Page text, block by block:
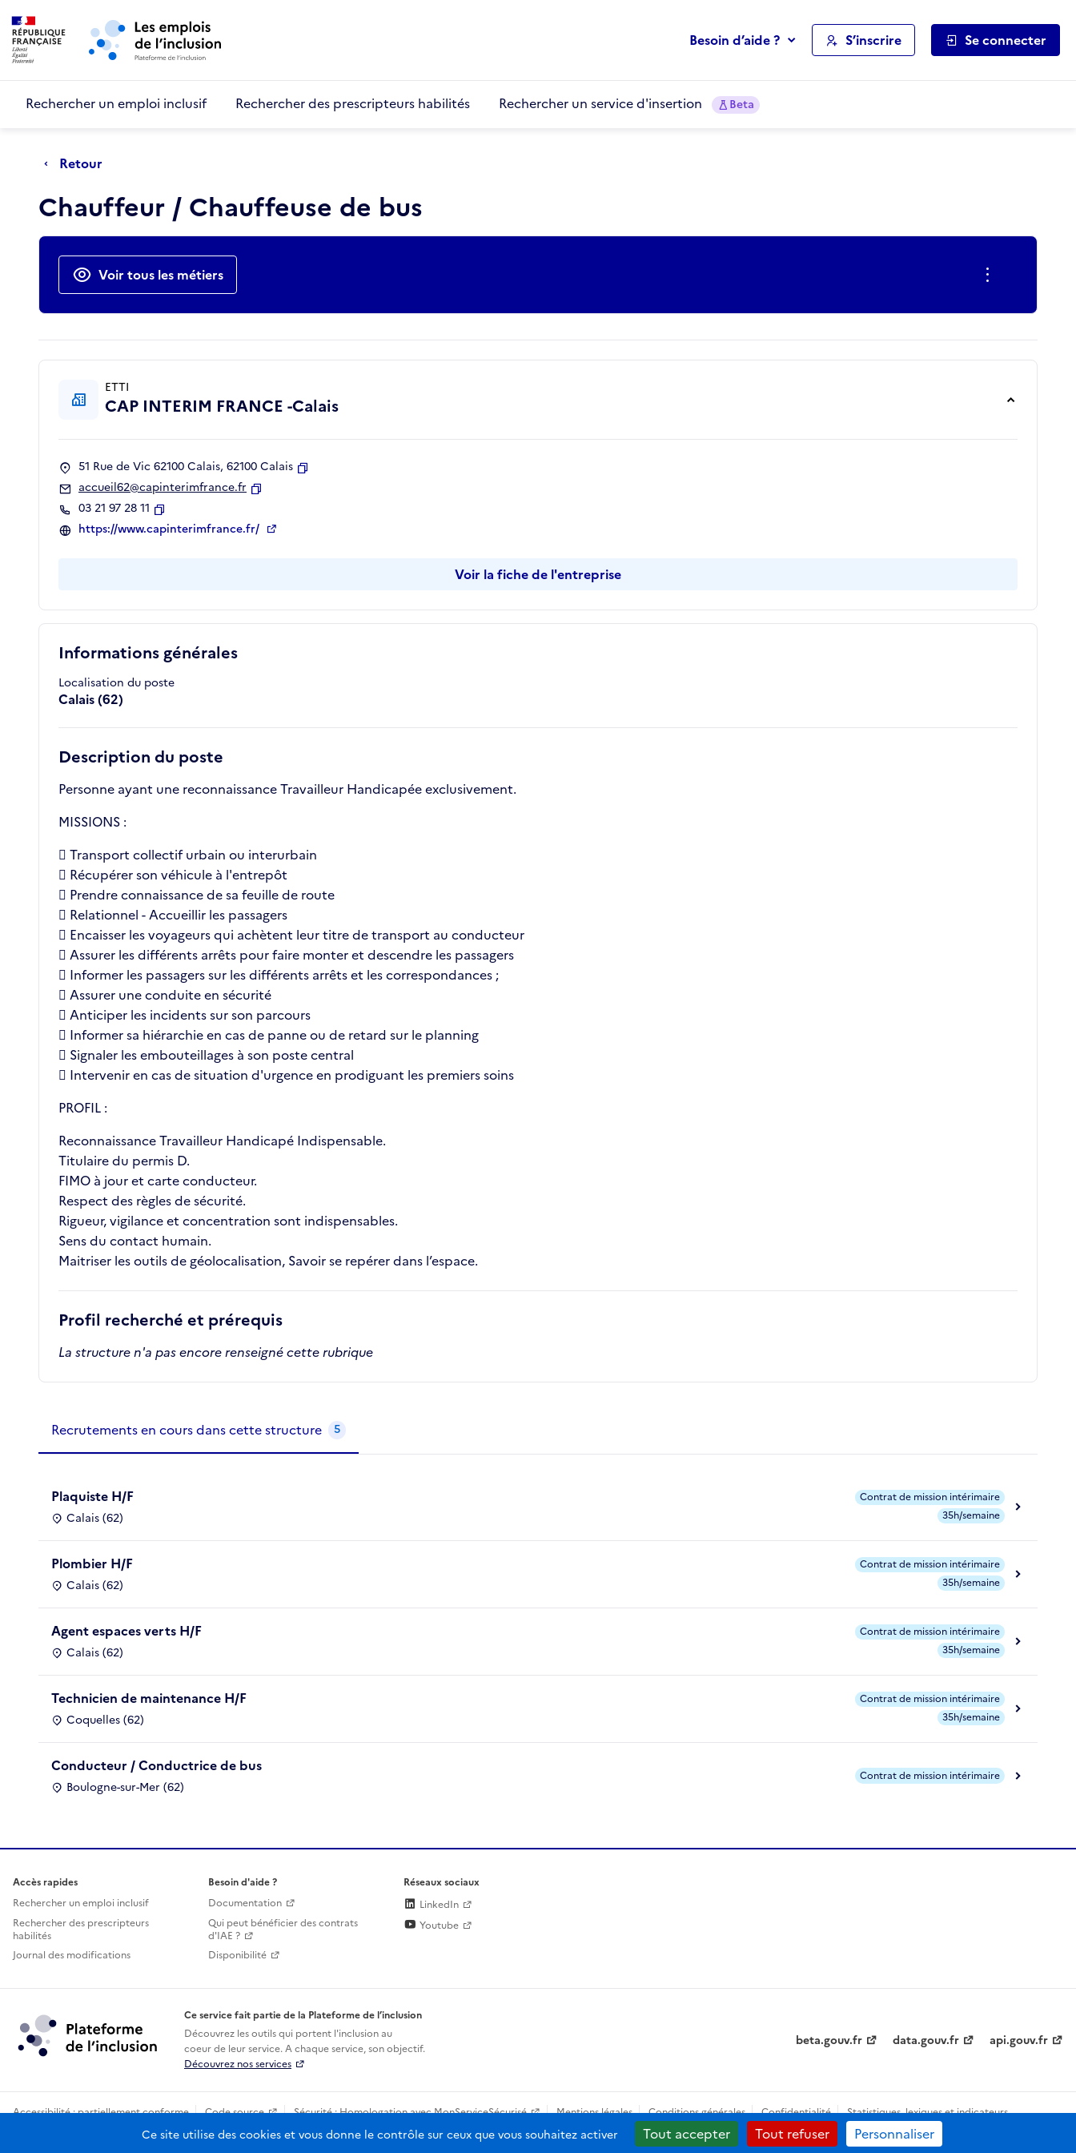
Aller au menu principal
Besoin d’aide ? S’inscrire Se connecter
Rechercher un emploi inclusif Rechercher des prescripteurs habilités Rechercher un service d'insertion Beta
Retour
Chauffeur / Chauffeuse de bus
Actions rapides
Voir tous les métiers
Informations générales
Localisation du poste
Calais (62)
Description du poste
Personne ayant une reconnaissance Travailleur Handicapée exclusivement.
MISSIONS :
 Transport collectif urbain ou interurbain
 Récupérer son véhicule à l'entrepôt
 Prendre connaissance de sa feuille de route
 Relationnel - Accueillir les passagers
 Encaisser les voyageurs qui achètent leur titre de transport au conducteur
 Assurer les différents arrêts pour faire monter et descendre les passagers
 Informer les passagers sur les différents arrêts et les correspondances ;
 Assurer une conduite en sécurité
 Anticiper les incidents sur son parcours
 Informer sa hiérarchie en cas de panne ou de retard sur le planning
 Signaler les embouteillages à son poste central
 Intervenir en cas de situation d'urgence en prodiguant les premiers soins
PROFIL :
Reconnaissance Travailleur Handicapé Indispensable.
Titulaire du permis D.
FIMO à jour et carte conducteur.
Respect des règles de sécurité.
Rigueur, vigilance et concentration sont indispensables.
Sens du contact humain.
Maitriser les outils de géolocalisation, Savoir se repérer dans l’espace.
Profil recherché et prérequis
La structure n'a pas encore renseigné cette rubrique
ETTI
CAP INTERIM FRANCE -Calais
51 Rue de Vic 62100 Calais, 62100 Calais
accueil62@capinterimfrance.fr
03 21 97 28 11
Copier
https://www.capinterimfrance.fr/
Voir la fiche de l'entreprise
Recrutements de la structure
Recrutements en cours dans cette structure 5
Plaquiste H/F
Calais (62)
Contrat de mission intérimaire
35h/semaine
Plombier H/F
Calais (62)
Contrat de mission intérimaire
35h/semaine
Agent espaces verts H/F
Calais (62)
Contrat de mission intérimaire
35h/semaine
Technicien de maintenance H/F
Coquelles (62)
Contrat de mission intérimaire
35h/semaine
Conducteur / Conductrice de bus
Boulogne-sur-Mer (62)
Contrat de mission intérimaire
Accès rapides
Rechercher un emploi inclusif
Rechercher des prescripteurs
habilités
Journal des modifications
Besoin d'aide ?
Documentation
Qui peut bénéficier des contrats
d'IAE ?
Disponibilité
Réseaux sociaux
LinkedIn
Youtube
Ce service fait partie de la Plateforme de l’inclusion
Découvrez les outils qui portent l'inclusion au
coeur de leur service. A chaque service, son objectif.
Découvrez nos services
beta.gouv.fr data.gouv.fr api.gouv.fr
Accessibilité : partiellement conforme Code source Sécurité : Homologation avec MonServiceSécurisé Mentions légales Conditions générales Confidentialité
Statistiques, lexiques et indicateurs
Sauf mention contraire, tous les contenus de ce site sont sous licenceetalab-2.0
Ce site utilise des cookies et vous donne le contrôle sur ceux que vous souhaitez activer Tout accepter Tout refuser Personnaliser